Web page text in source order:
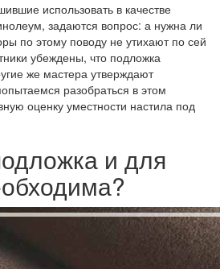
использовать в качестве
задаются вопрос: а нужна ли
по этому поводу не утихают по сей
убеждены, что подложка
же мастера утверждают
разобраться в этом
оценку уместности настила под
и для